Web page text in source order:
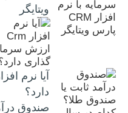
ویتایگر
دارد؟
صندوق